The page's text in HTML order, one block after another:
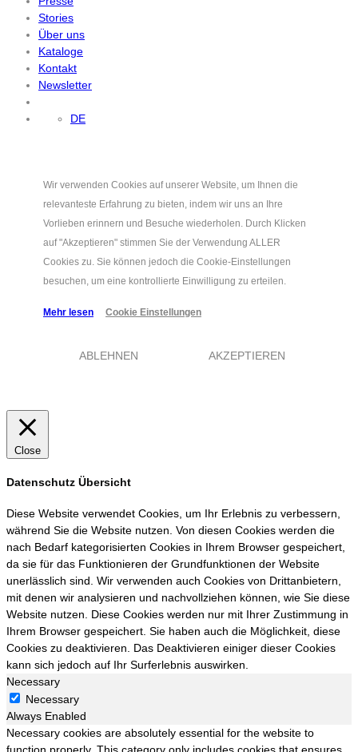
Stories
Über uns
Kataloge
Kontakt
Newsletter
DE
Wir verwenden Cookies auf unserer Website, um Ihnen die
relevanteste Erfahrung zu bieten, indem wir uns an Ihre
Vorlieben erinnern und Besuche wiederholen. Durch Klicken
auf "Akzeptieren" stimmen Sie der Verwendung ALLER
Cookies zu. Sie können jedoch die Cookie-Einstellungen
besuchen, um eine kontrollierte Einwilligung zu erteilen.
Mehr lesen Cookie Einstellungen
ABLEHNEN AKZEPTIEREN
Close
Datenschutz Übersicht
Diese Website verwendet Cookies, um Ihr Erlebnis zu verbessern,
während Sie die Website nutzen. Von diesen Cookies werden die
nach Bedarf kategorisierten Cookies in Ihrem Browser gespeichert,
da sie für das Funktionieren der Grundfunktionen der Website
unerlässlich sind. Wir verwenden auch Cookies von Drittanbietern,
mit denen wir analysieren und nachvollziehen können, wie Sie diese
Website nutzen. Diese Cookies werden nur mit Ihrer Zustimmung in
Ihrem Browser gespeichert. Sie haben auch die Möglichkeit, diese
Cookies zu deaktivieren. Das Deaktivieren einiger dieser Cookies
kann sich jedoch auf Ihr Surferlebnis auswirken.
Necessary
Necessary
Always Enabled
Necessary cookies are absolutely essential for the website to